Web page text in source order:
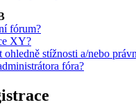
fórum?
XY?
stížnosti a/nebo
fóra?